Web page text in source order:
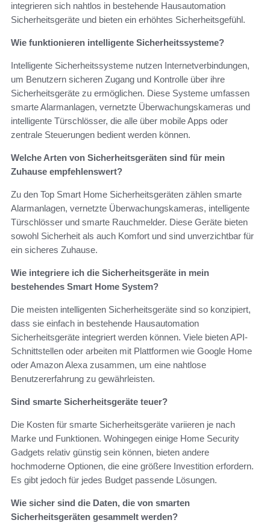
integrieren sich nahtlos in bestehende Hausautomation
Sicherheitsgeräte und bieten ein erhöhtes Sicherheitsgefühl.
Wie funktionieren intelligente Sicherheitssysteme?
Intelligente Sicherheitssysteme nutzen Internetverbindungen,
um Benutzern sicheren Zugang und Kontrolle über ihre
Sicherheitsgeräte zu ermöglichen. Diese Systeme umfassen
smarte Alarmanlagen, vernetzte Überwachungskameras und
intelligente Türschlösser, die alle über mobile Apps oder
zentrale Steuerungen bedient werden können.
Welche Arten von Sicherheitsgeräten sind für mein
Zuhause empfehlenswert?
Zu den Top Smart Home Sicherheitsgeräten zählen smarte
Alarmanlagen, vernetzte Überwachungskameras, intelligente
Türschlösser und smarte Rauchmelder. Diese Geräte bieten
sowohl Sicherheit als auch Komfort und sind unverzichtbar für
ein sicheres Zuhause.
Wie integriere ich die Sicherheitsgeräte in mein
bestehendes Smart Home System?
Die meisten intelligenten Sicherheitsgeräte sind so konzipiert,
dass sie einfach in bestehende Hausautomation
Sicherheitsgeräte integriert werden können. Viele bieten API-
Schnittstellen oder arbeiten mit Plattformen wie Google Home
oder Amazon Alexa zusammen, um eine nahtlose
Benutzererfahrung zu gewährleisten.
Sind smarte Sicherheitsgeräte teuer?
Die Kosten für smarte Sicherheitsgeräte variieren je nach
Marke und Funktionen. Wohingegen einige Home Security
Gadgets relativ günstig sein können, bieten andere
hochmoderne Optionen, die eine größere Investition erfordern.
Es gibt jedoch für jedes Budget passende Lösungen.
Wie sicher sind die Daten, die von smarten
Sicherheitsgeräten gesammelt werden?